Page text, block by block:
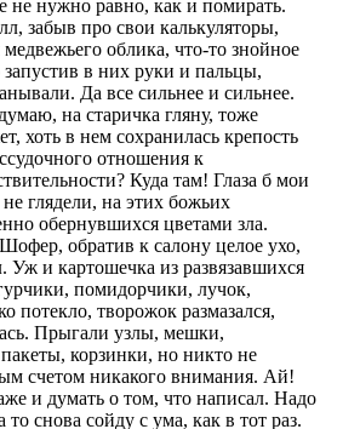
не нужно равно, как и помирать.
забыв про свои калькуляторы,
облика, что-то знойное
в них руки и пальцы,
Да все сильнее и сильнее.
на старичка гляну, тоже
хоть в нем сохранилась крепость
отношения к
Куда там! Глаза б мои
глядели, на этих божьих
обернувшихся цветами зла.
обратив к салону целое ухо,
Уж и картошечка из развязавшихся
помидорчики, лучок,
потекло, творожок размазался,
Прыгали узлы, мешки,
корзинки, но никто не
счетом никакого внимания. Ай!
и думать о том, что написал. Надо
то снова сойду с ума, как в тот раз.